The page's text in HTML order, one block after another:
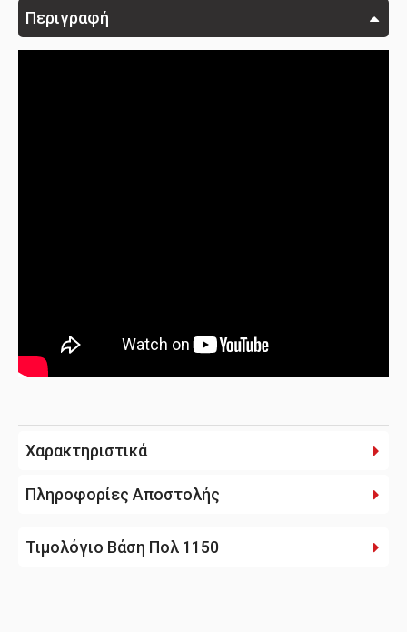
Περιγραφή
Χαρακτηριστικά
Πληροφορίες Αποστολής
Τιμολόγιο Βάση Πολ 1150